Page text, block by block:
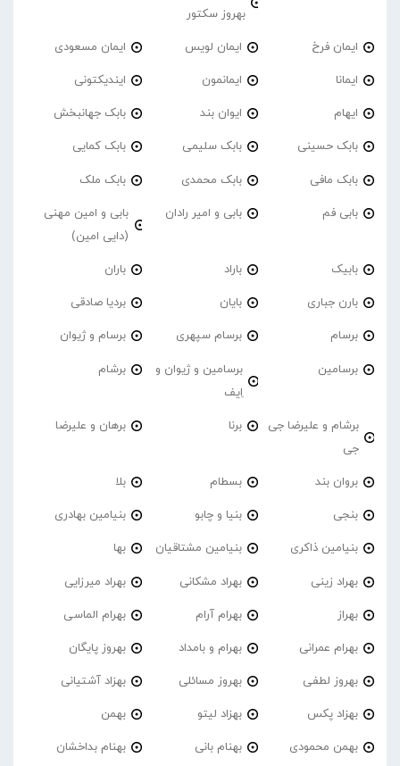
بهروز سکتور
ایمان فرخ ایمان لویس ایمان مسعودی
ایمانا ایمانمون ایندیکتونی
ایهام ایوان بند بابک جهانبخش
بابک حسینی بابک سلیمی بابک کمایی
بابک مافی بابک محمدی بابک ملک
بابی فم بابی و امیر رادان
بابی و امین مهنی
(دایی امین)
بابیک باراد باران
بارن جباری بایان بردیا صادقی
برسام برسام سپهری برسام و ژیوان
برسامین
برسامین و ژیوان و
اِیف
برشام
برشام و علیرضا جی
جی
برنا برهان و علیرضا
بروان بند بسطام بلا
بنجی بنیا و چابو بنیامین بهادری
بنیامین ذاکری بنیامین مشتاقیان بها
بهراد زینی بهراد مشکانی بهراد میرزایی
بهراز بهرام آرام بهرام الماسی
بهرام عمرانی بهرام و بامداد بهروز پایگان
بهروز لطفی بهروز مسائلی بهزاد آشتیانی
بهزاد پکس بهزاد لیتو بهمن
بهمن محمودی بهنام بانی بهنام بداخشان